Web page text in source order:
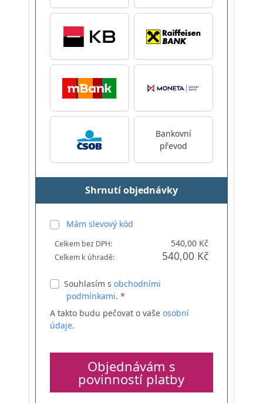
Bankovní
převod
Shrnutí objednávky
Mám slevový kód
Celkem bez DPH: 540,00 Kč
Celkem k úhradě: 540,00 Kč
Souhlasím s obchodními
podmínkami. *
A takto budu pečovat o vaše osobní
údaje.
Objednávám s
povinností platby